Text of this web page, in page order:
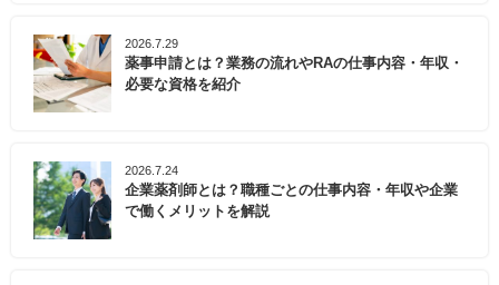
2026.7.29
薬事申請とは？業務の流れやRAの仕事内容・年収・
必要な資格を紹介
2026.7.24
企業薬剤師とは？職種ごとの仕事内容・年収や企業
で働くメリットを解説